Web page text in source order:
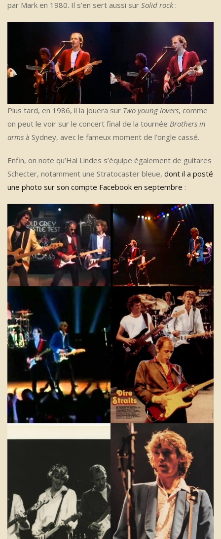
par Mark en 1980. Il s’en sert aussi sur Solid rock:
Plus tard, en 1986, il la jouera sur Two young lovers, comme
on peut le voir sur le concert final de la tournée Brothers in
arms à Sydney, avec le fameux moment de l’ongle cassé.
Enfin, on note qu’Hal Lindes s’équipe également de guitares
Schecter, notamment une Stratocaster bleue, dont il a posté
une photo sur son compte Facebook en septembre :